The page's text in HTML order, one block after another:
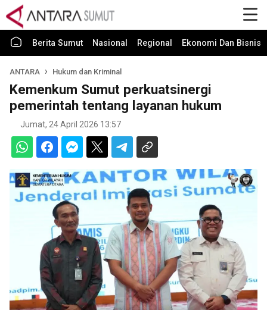
Berita Sumut Nasional Regional Ekonomi Dan Bisnis
ANTARA Hukum dan Kriminal
Kemenkum Sumut perkuatsinergi
pemerintah tentang layanan hukum
Jumat, 24 April 2026 13:57